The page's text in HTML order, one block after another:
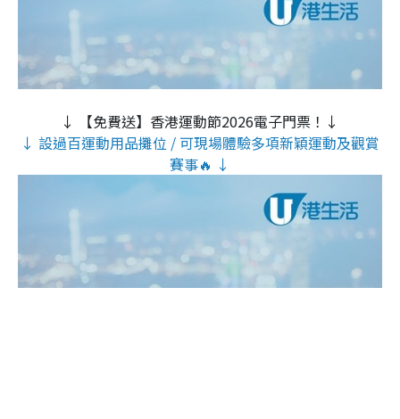
↓ 【免費送】香港運動節2026電子門票！↓
↓ 設過百運動用品攤位 / 可現場體驗多項新穎運動及觀賞
賽事🔥 ↓